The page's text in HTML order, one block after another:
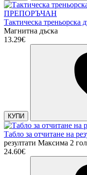
ПРЕПОРЪЧАН
Тактическа треньорска
Магнитна дъска
13.29€
КУПИ
Табло за отчитане на
резултати Максима 2
24.60€